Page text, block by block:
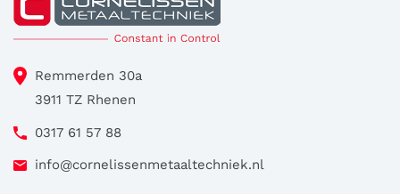
Remmerden 30a
3911 TZ Rhenen
0317 61 57 88
info@cornelissenmetaaltechniek.nl